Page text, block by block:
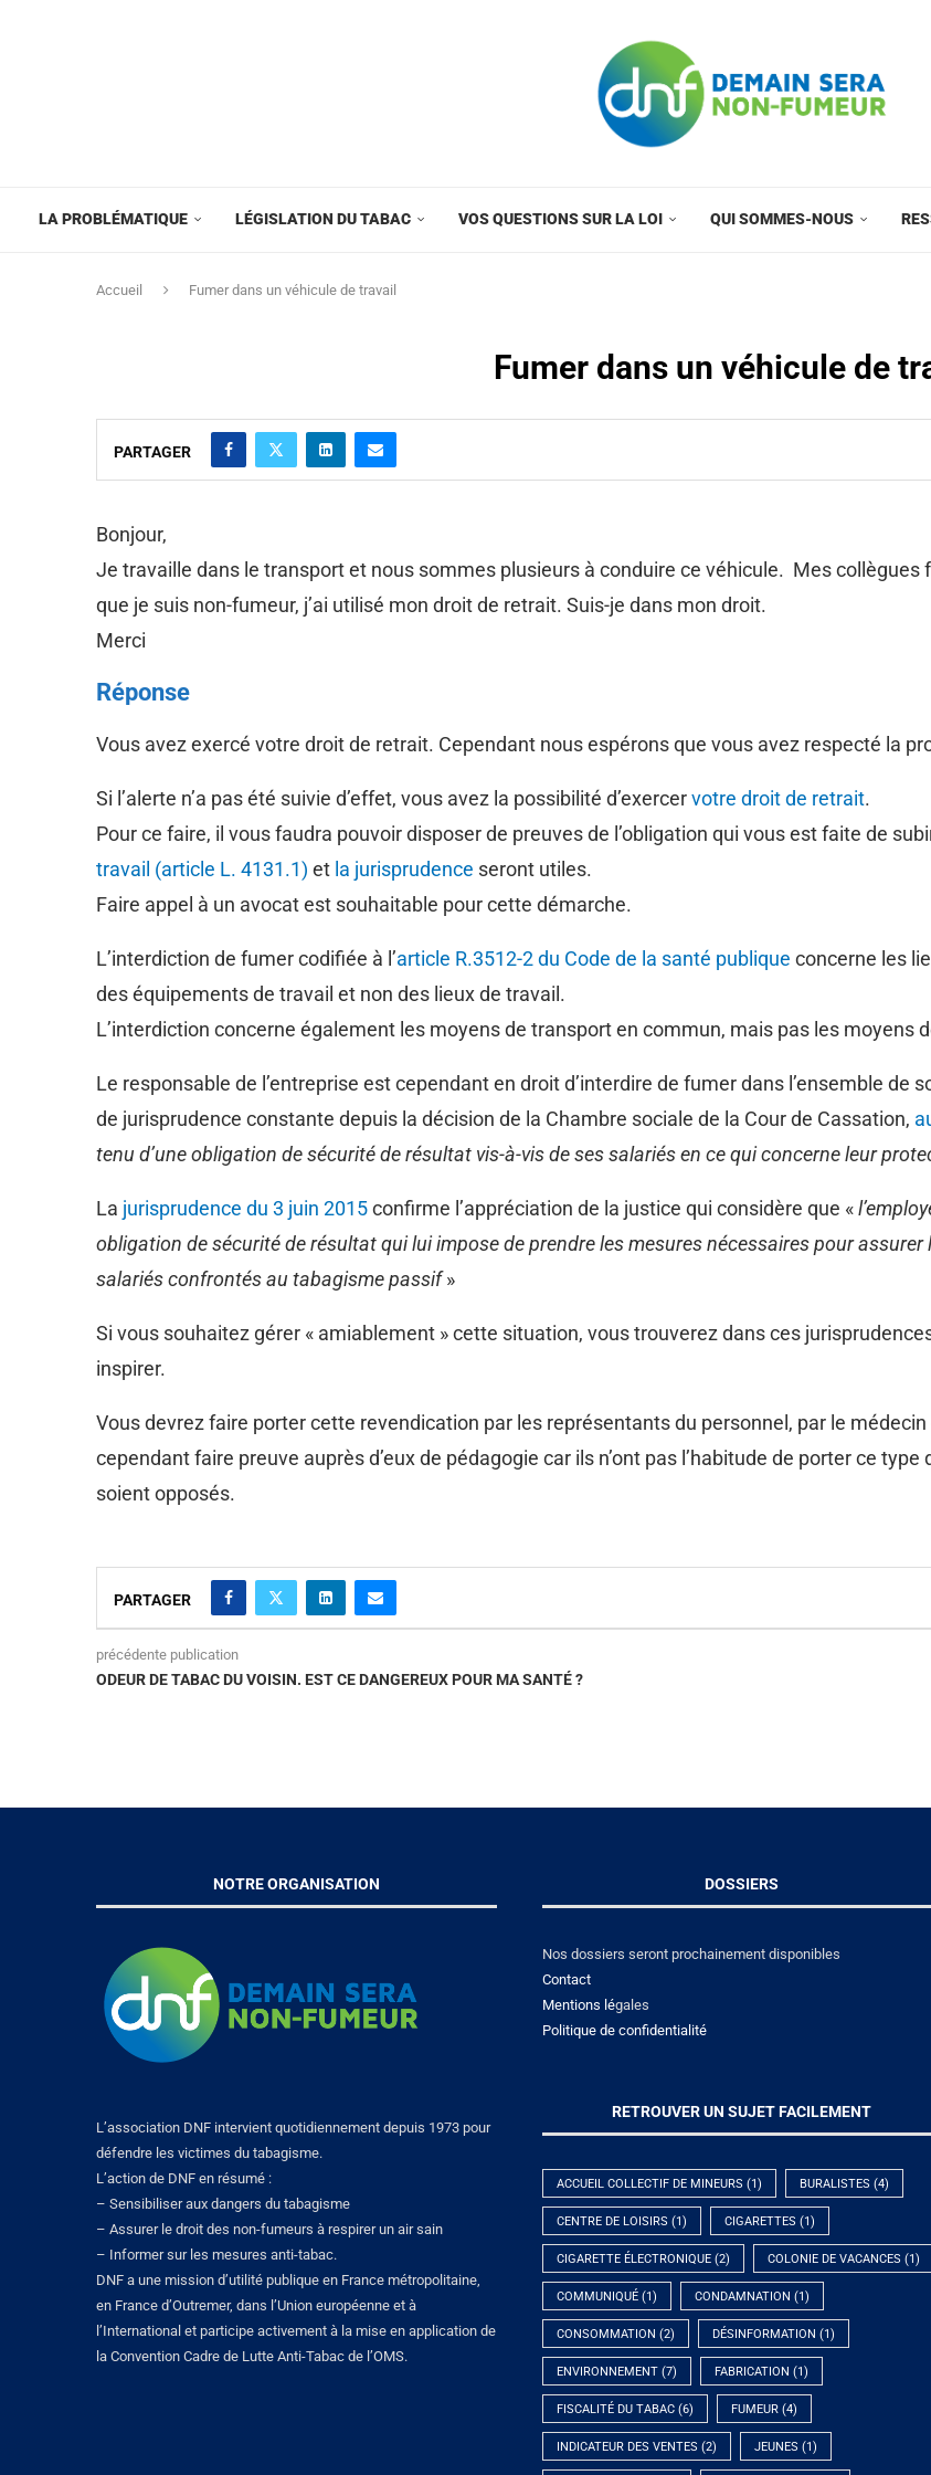
LA PROBLÉMATIQUE LÉGISLATION DU TABAC VOS QUESTIONS SUR LA LOI QUI SOMMES-NOUS
Accueil Fumer dans un véhicule de travail
Fumer dans un véhicule de
PARTAGER
Bonjour,
Je travaille dans le transport et nous sommes plusieurs à conduire ce véhicule. Mes collègues
que je suis non-fumeur, j’ai utilisé mon droit de retrait. Suis-je dans mon droit.
Merci
Réponse
Vous avez exercé votre droit de retrait. Cependant nous espérons que vous avez respecté la
Si l’alerte n’a pas été suivie d’effet, vous avez la possibilité d’exercervotre droit de retrait.
Pour ce faire, il vous faudra pouvoir disposer de preuves de l’obligation qui vous est faite de
travail (article L. 4131.1) et la jurisprudence seront utiles.
Faire appel à un avocat est souhaitable pour cette démarche.
L’interdiction de fumer codifiée à l’article R.3512-2 du Code de la santé publique concerne les
des équipements de travail et non des lieux de travail.
L’interdiction concerne également les moyens de transport en commun, mais pas les moyens
Le responsable de l’entreprise est cependant en droit d’interdire de fumer dans l’ensemble de
de jurisprudence constante depuis la décision de la Chambre sociale de la Cour de Cassation,
tenu d’une obligation de sécurité de résultat vis-à-vis de ses salariés en ce qui concerne leur
La jurisprudence du 3 juin 2015confirme l’appréciation de la justice qui considère que «
obligation de sécurité de résultat qui lui impose de prendre les mesures nécessaires pour
salariésconfrontés au tabagisme passif»
Si vous souhaitez gérer « amiablement » cette situation, vous trouverez dans ces
inspirer.
Vous devrez faire porter cette revendication par les représentants du personnel, par le
cependant faire preuve auprès d’eux de pédagogie car ils n’ont pas l’habitude de porter ce
soient opposés.
PARTAGER
précédente publication
ODEUR DE TABAC DU VOISIN. EST CE DANGEREUX POUR MA SANTÉ ?
NOTRE ORGANISATION
L’association DNF intervient quotidiennement depuis 1973 pour
défendre les victimes du tabagisme.
L’action de DNF en résumé :
– Sensibiliser aux dangers du tabagisme
– Assurer le droit des non-fumeurs à respirer un air sain
– Informer sur les mesures anti-tabac.
DNF a une mission d’utilité publique en France métropolitaine,
en France d’Outremer, dans l’Union européenne et à
l’International et participe activement à la mise en application de
la Convention Cadre de Lutte Anti-Tabac de l’OMS.
DOSSIERS
Nos dossiers seront prochainement disponibles
Contact
Mentions légales
Politique de confidentialité
RETROUVER UN SUJET FACILEMENT
ACCUEIL COLLECTIF DE MINEURS (1) BURALISTES (4)
CENTRE DE LOISIRS (1) CIGARETTES (1)
CIGARETTE ÉLECTRONIQUE(2) COLONIE DE VACANCES (1)
COMMUNIQUÉ(1) CONDAMNATION (1)
CONSOMMATION (2) DÉSINFORMATION (1)
ENVIRONNEMENT(7) FABRICATION (1)
FISCALITÉ DU TABAC(6) FUMEUR(4)
INDICATEUR DES VENTES (2) JEUNES (1)